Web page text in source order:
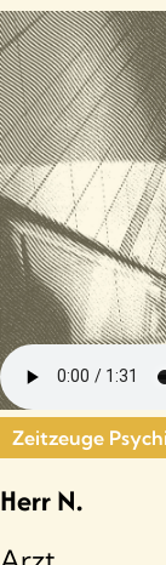
Zeitzeuge
Herr N.